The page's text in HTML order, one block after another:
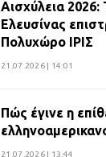
Αισχύλεια
Ελευσίνας
Πολυχώρο ΙΡΙΣ
21.07.2026 | 14:01
Πώς έγινε η
21.07.2026 | 13:44